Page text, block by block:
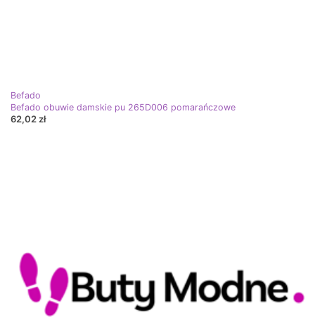
Befado
Befado obuwie damskie pu 265D006 pomarańczowe
62,02 zł